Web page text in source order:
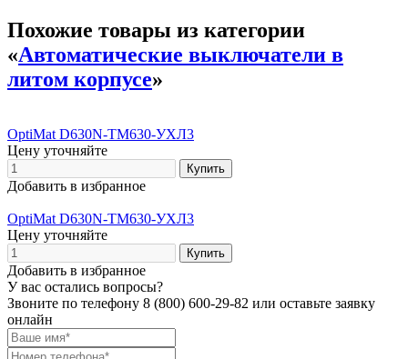
Похожие товары из категории
«Автоматические выключатели в
литом корпусе»
OptiMat D630N-TM630-УХЛ3
Цену уточняйте
Добавить в избранное
OptiMat D630N-TM630-УХЛ3
Цену уточняйте
Добавить в избранное
У вас остались вопросы?
Звоните по телефону 8 (800) 600-29-82 или оставьте заявку
онлайн